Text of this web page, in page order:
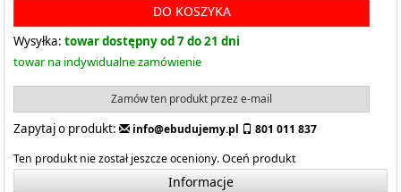
DO KOSZYKA
Wysyłka: towar dostępny od 7 do 21 dni
towar na indywidualne zamówienie
Zamów ten produkt przez e-mail
Zapytaj o produkt: info@ebudujemy.pl
801 011 837
Ten produkt nie został jeszcze oceniony.Oceń produkt
Informacje